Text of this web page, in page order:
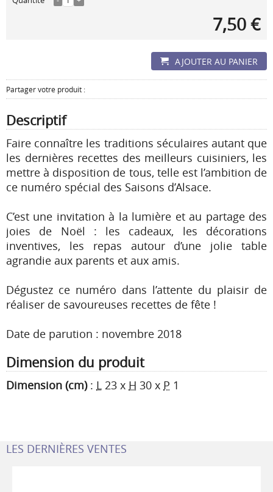
7,50 €
AJOUTER AU PANIER
Partager votre produit :
Descriptif
Faire connaître les traditions séculaires autant que
les dernières recettes des meilleurs cuisiniers, les
mettre à disposition de tous, telle est l’ambition de
ce numéro spécial des Saisons d’Alsace.
C’est une invitation à la lumière et au partage des
joies de Noël : les cadeaux, les décorations
inventives, les repas autour d’une jolie table
agrandie aux parents et aux amis.
Dégustez ce numéro dans l’attente du plaisir de
réaliser de savoureuses recettes de fête !
Date de parution : novembre 2018
Dimension du produit
Dimension (cm): L 23 x H 30 x P 1
LES DERNIÈRES VENTES